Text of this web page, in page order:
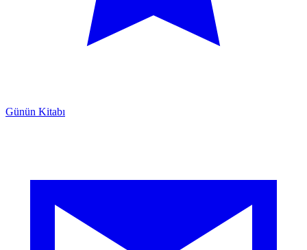
Günün Kitabı